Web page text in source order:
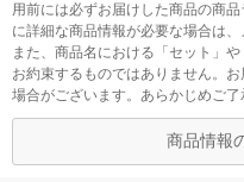
用前には必ずお届けした商品の商
に詳細な商品情報が必要な場合は
また、商品名における「セット」
お約束するものではありません。
場合がございます。あらかじめご了
商品情報